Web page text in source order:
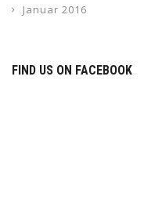
Januar 2016
FIND US ON FACEBOOK